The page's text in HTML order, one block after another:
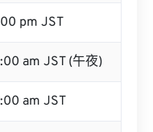
pm JST
am JST (午夜)
am JST